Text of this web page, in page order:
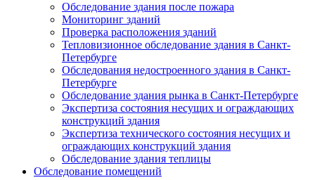
Обследование здания после пожара
Мониторинг зданий
Проверка расположения зданий
Тепловизионное обследование здания в Санкт-
Петербурге
Обследования недостроенного здания в Санкт-
Петербурге
Обследование здания рынка в Санкт-Петербурге
Экспертиза состояния несущих и ограждающих
конструкций здания
Экспертиза технического состояния несущих и
ограждающих конструкций здания
Обследование здания теплицы
Обследование помещений